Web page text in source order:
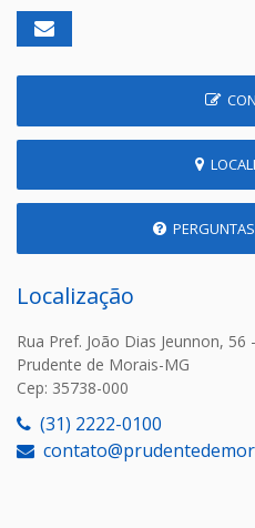
PERGUNTAS
Localização
Rua Pref. João Dias Jeunnon, 56
Prudente de Morais-MG
Cep: 35738-000
(31) 2222-0100